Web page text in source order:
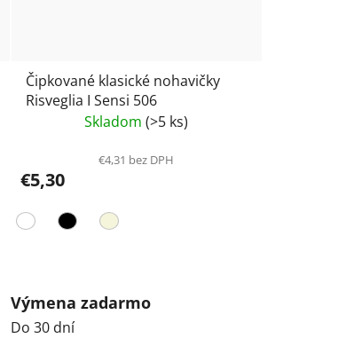
Čipkované klasické nohavičky
Risveglia I Sensi 506
Skladom(>5 ks)
€4,31 bez DPH
€5,30
Výmena zadarmo
Do 30 dní